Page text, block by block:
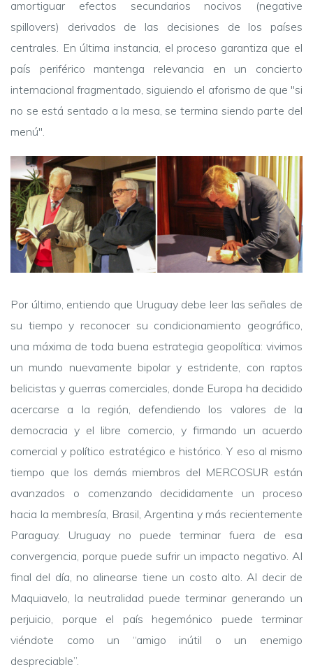
amortiguar efectos secundarios nocivos (negative
spillovers) derivados de las decisiones de los países
centrales. En última instancia, el proceso garantiza que el
país periférico mantenga relevancia en un concierto
internacional fragmentado, siguiendo el aforismo de que "si
no se está sentado a la mesa, se termina siendo parte del
menú".
Por último, entiendo que Uruguay debe leer las señales de
su tiempo y reconocer su condicionamiento geográfico,
una máxima de toda buena estrategia geopolítica: vivimos
un mundo nuevamente bipolar y estridente, con raptos
belicistas y guerras comerciales, donde Europa ha decidido
acercarse a la región, defendiendo los valores de la
democracia y el libre comercio, y firmando un acuerdo
comercial y político estratégico e histórico. Y eso al mismo
tiempo que los demás miembros del MERCOSUR están
avanzados o comenzando decididamente un proceso
hacia la membresía, Brasil, Argentina y más recientemente
Paraguay. Uruguay no puede terminar fuera de esa
convergencia, porque puede sufrir un impacto negativo. Al
final del día, no alinearse tiene un costo alto. Al decir de
Maquiavelo, la neutralidad puede terminar generando un
perjuicio, porque el país hegemónico puede terminar
viéndote como un “amigo inútil o un enemigo
despreciable”.